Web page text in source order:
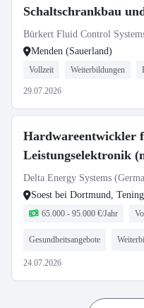
Schaltschrankbau
Prototypenfertigung
Bürkert Fluid Control
Menden (Sauerland)
Vollzeit Weiterbildungen
29.07.2026
Hardwareentwickler
Leistungselektronik
Delta Energy Systems
Soest bei Dortmund,
65.000 - 95.000 €/Jahr
Gesundheitsangebote
24.07.2026